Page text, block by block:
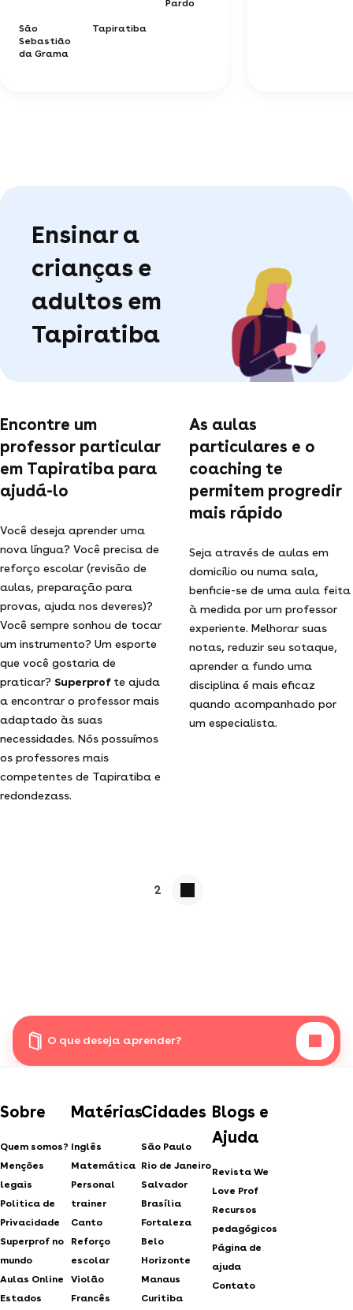
Pardo
São
Sebastião
da Grama
Tapiratiba
Ensinar a
crianças e
adultos em
Tapiratiba
Encontre um
professor particular
em Tapiratiba para
ajudá-lo
Você deseja aprender uma
nova língua? Você precisa de
reforço escolar (revisão de
aulas, preparação para
provas, ajuda nos deveres)?
Você sempre sonhou de tocar
um instrumento? Um esporte
que você gostaria de
praticar? Superprof te ajuda
a encontrar o professor mais
adaptado às suas
necessidades. Nós possuímos
os professores mais
competentes de Tapiratiba e
redondezass.
As aulas
particulares e o
coaching te
permitem progredir
mais rápido
Seja através de aulas em
domicílio ou numa sala,
benficie-se de uma aula feita
à medida por um professor
experiente. Melhorar suas
notas, reduzir seu sotaque,
aprender a fundo uma
disciplina é mais eficaz
quando acompanhado por
um especialista.
2
O que deseja aprender?
Sobre
Quem somos?
Menções
legais
Politica de
Privacidade
Superprof no
mundo
Aulas Online
Estados
Matérias
Inglês
Matemática
Personal
trainer
Canto
Reforço
escolar
Violão
Francês
Cidades
São Paulo
Rio de Janeiro
Salvador
Brasília
Fortaleza
Belo
Horizonte
Manaus
Curitiba
Blogs e
Ajuda
Revista We
Love Prof
Recursos
pedagógicos
Página de
ajuda
Contato